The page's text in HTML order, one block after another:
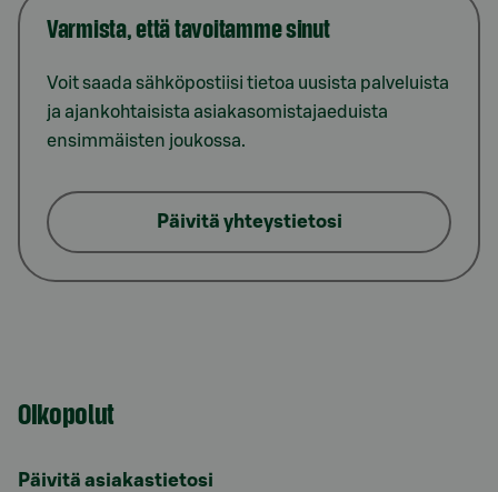
Varmista, että tavoitamme sinut
Voit saada sähköpostiisi tietoa uusista palveluista
ja ajankohtaisista asiakasomistajaeduista
ensimmäisten joukossa.
Päivitä yhteystietosi
Oikopolut
Päivitä asiakastietosi